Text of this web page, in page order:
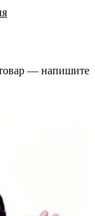
— напишите